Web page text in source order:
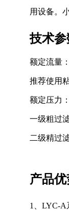
用设备。
技术参
额定流量
推荐使用
额定压力
一级粗过
二级精过
产品
1、LYC-A